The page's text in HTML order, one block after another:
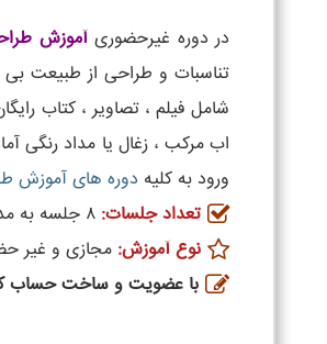
در دوره غیرحضوریآموزش
تناسبات و طراحی از طبیعت
شامل فیلم ، تصاویر ، کتاب
اب مرکب ، زغال یا مداد
ورود به کلیه دوره های آموزش
تعداد جلسات: ۸ جلسه به مدت یک سال
نوع آموزش: مجازی و غیر
با عضویت و ساخت حساب